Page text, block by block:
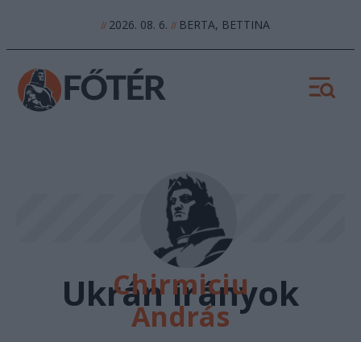
//2026. 08. 6. //BERTA, BETTINA
Chirmiciu
András
Ukrán irányok